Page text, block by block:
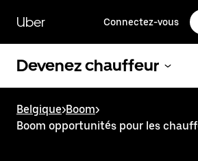
contenu
principal
Uber Connectez-vous
Devenez chauffeur
Belgique>Boom>
Boom opportunités pour les